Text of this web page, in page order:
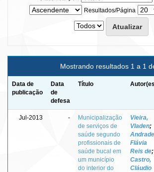
Resultados/Página
Mostrando resultados 1 a 1
Data de
publicação
Data
de
defesa
Título
Jul-2013 -
Municipalização
de serviços de
saúde segundo
profissionais de
saúde bucal em
um município
do interior do
Vieira,
Vladen;
Flávia
Reis de;
Castro,
Cláudio